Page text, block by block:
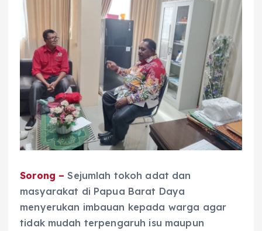
Sorong – Sejumlah tokoh adat dan
masyarakat di Papua Barat Daya
menyerukan imbauan kepada warga agar
tidak mudah terpengaruh isu maupun